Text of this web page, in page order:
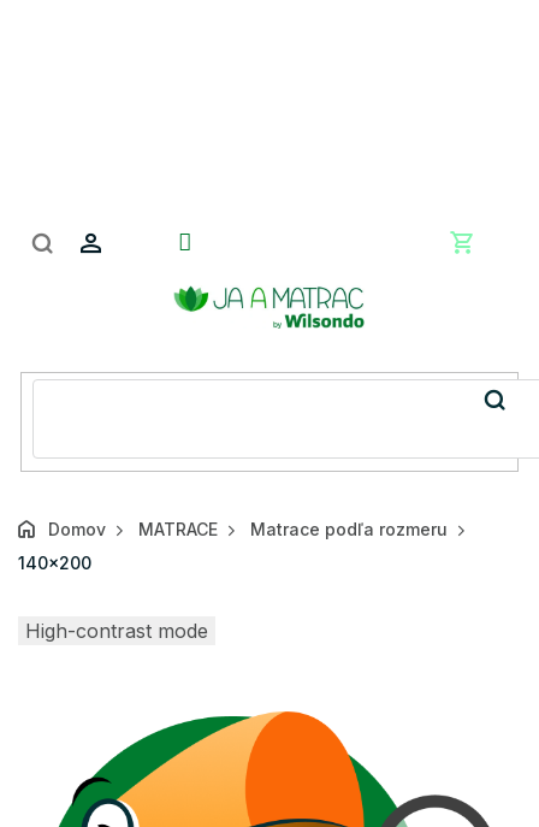
Domov MATRACE
Matrace podľa rozmeru
140x200
High-contrast mode